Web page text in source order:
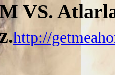
VS.
http://